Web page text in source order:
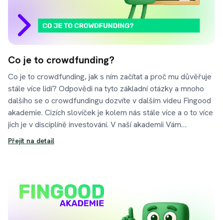
Co je to crowdfunding?
Co je to crowdfunding, jak s ním začítat a proč mu důvěřuje
stále více lidí? Odpovědi na tyto základní otázky a mnoho
dalšího se o crowdfundingu dozvíte v dalším videu Fingood
akademie. Cizích slovíček je kolem nás stále více a o to více
jich je v disciplíně investování. V naší akademii Vám
pomůžeme odstranit složitosti cizích názvů a ukážeme Vám,
jednotlivé formy, se kterými se běžně můžete potkat.
Přejít na detail